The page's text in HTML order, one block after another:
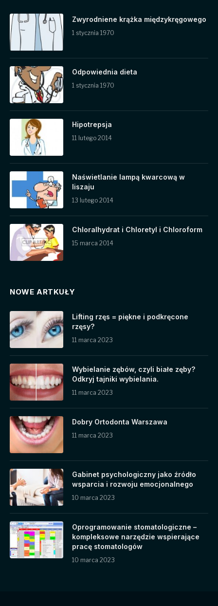
Zwyrodniene krążka międzykręgowego
1 stycznia 1970
Odpowiednia dieta
1 stycznia 1970
Hipotrepsja
11 lutego 2014
Naświetlanie lampą kwarcową w
liszaju
13 lutego 2014
Chloralhydrat i Chloretyl i Chloroform
15 marca 2014
NOWE ARTKUŁY
Lifting rzęs = piękne i podkręcone
rzęsy?
11 marca 2023
Wybielanie zębów, czyli białe zęby?
Odkryj tajniki wybielania.
11 marca 2023
Dobry Ortodonta Warszawa
11 marca 2023
Gabinet psychologiczny jako źródło
wsparcia i rozwoju emocjonalnego
10 marca 2023
Oprogramowanie stomatologiczne –
kompleksowe narzędzie wspierające
pracę stomatologów
10 marca 2023